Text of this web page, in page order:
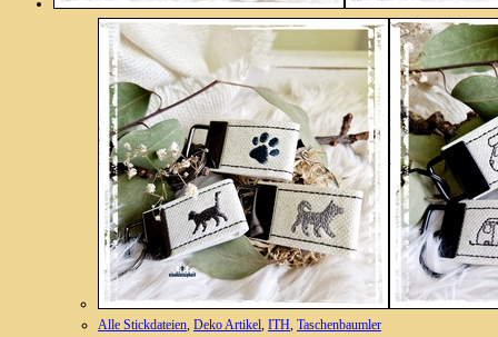
Alle Stickdateien, Deko Artikel, ITH, Taschenbaumler